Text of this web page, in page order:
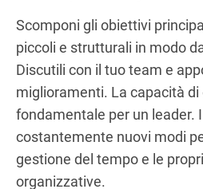
Scomponi gli obiettivi
piccoli e strutturali in modo
Discutili con il tuo team e
miglioramenti. La capacità
fondamentale per un leader.
costantemente nuovi modi
gestione del tempo e le
organizzative.